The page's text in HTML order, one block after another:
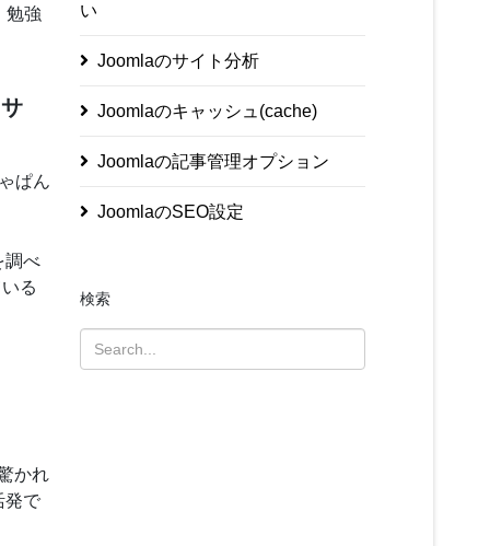
勉強
ぱん
調べ
る
かれ
発で
い
Joomlaのサイト分析
Joomlaのキャッシュ(cache)
Joomlaの記事管理オプション
JoomlaのSEO設定
検索